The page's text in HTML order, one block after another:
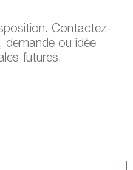
Contactez-
ou idée
futures.